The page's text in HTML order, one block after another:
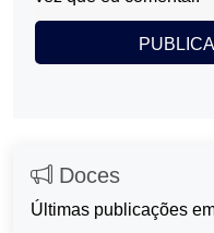
Doces
Últimas publicações